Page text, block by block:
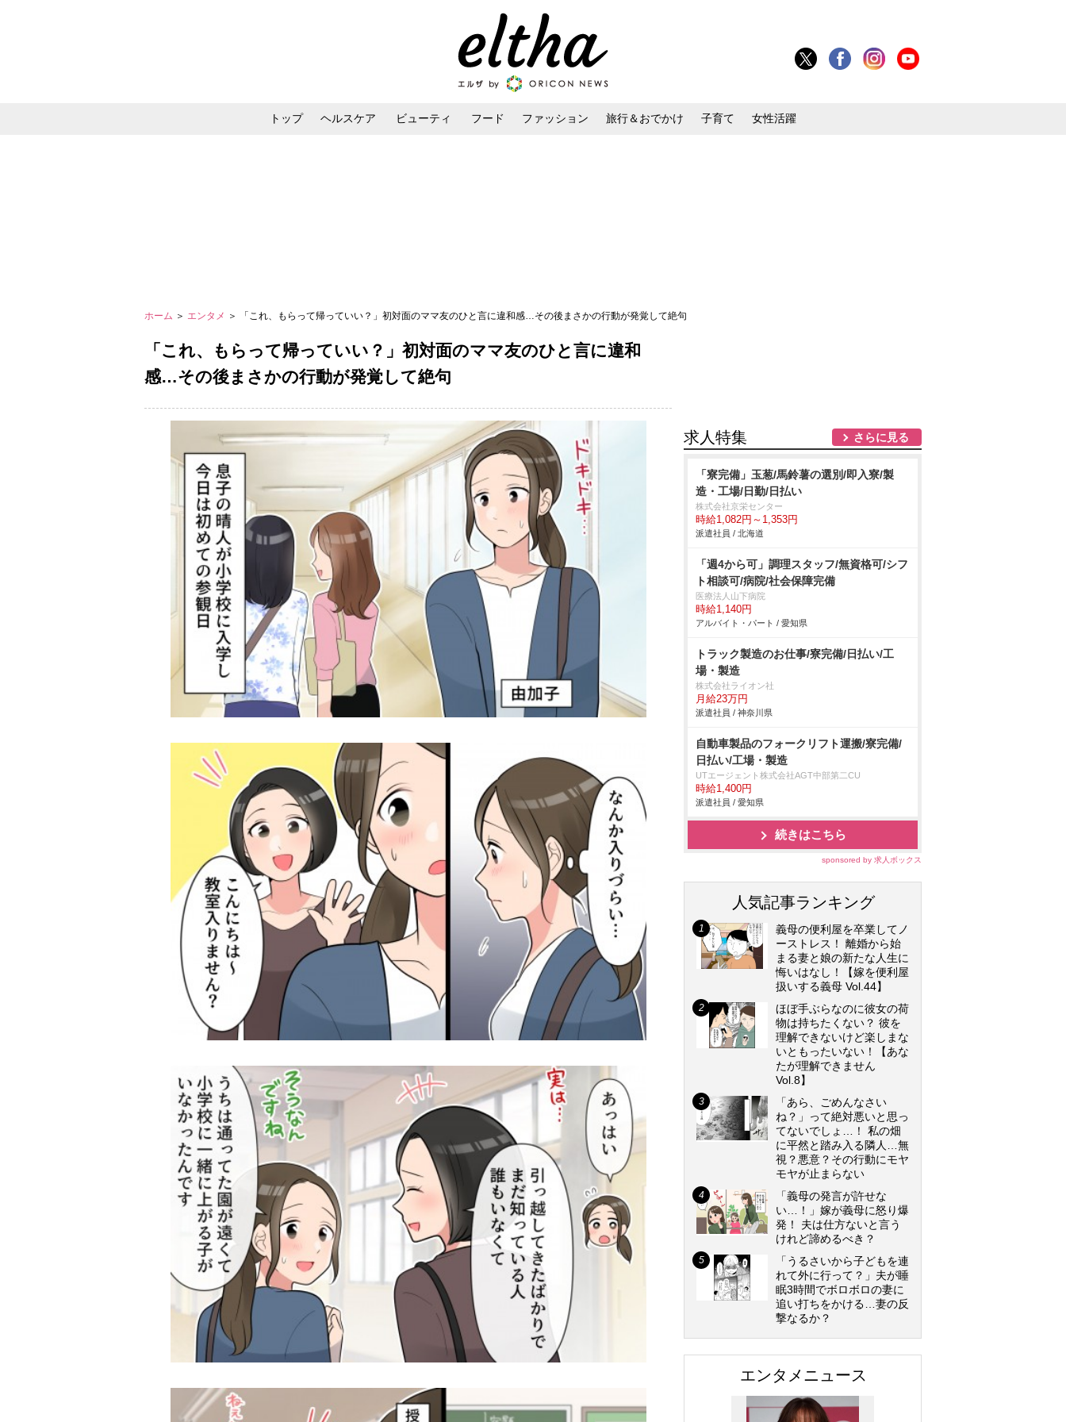
トップ ヘルスケア ビューティ フード ファッション 旅行＆おでかけ 子育て 女性活躍
ホーム ＞ エンタメ ＞ 「これ、もらって帰っていい？」初対面のママ友のひと言に違和感…その後まさかの行動が発覚して絶句
「これ、もらって帰っていい？」初対面のママ友のひと言に違和
感…その後まさかの行動が発覚して絶句
求人特集 さらに見る
「寮完備」玉葱/馬鈴薯の選別/即入寮/製
造・工場/日勤/日払い
株式会社京栄センター
時給1,082円～1,353円
派遣社員 / 北海道
「週4から可」調理スタッフ/無資格可/シフ
ト相談可/病院/社会保障完備
医療法人山下病院
時給1,140円
アルバイト・パート / 愛知県
トラック製造のお仕事/寮完備/日払い/工
場・製造
株式会社ライオン社
月給23万円
派遣社員 / 神奈川県
自動車製品のフォークリフト運搬/寮完備/
日払い/工場・製造
UTエージェント株式会社AGT中部第二CU
時給1,400円
派遣社員 / 愛知県
続きはこちら
sponsored by 求人ボックス
人気記事ランキング
義母の便利屋を卒業してノ
ーストレス！ 離婚から始
まる妻と娘の新たな人生に
悔いはなし！【嫁を便利屋
扱いする義母 Vol.44】
ほぼ手ぶらなのに彼女の荷
物は持ちたくない？ 彼を
理解できないけど楽しまな
いともったいない！【あな
たが理解できません
Vol.8】
「あら、ごめんなさい
ね？」って絶対悪いと思っ
てないでしょ…！ 私の畑
に平然と踏み入る隣人…無
視？悪意？その行動にモヤ
モヤが止まらない
「義母の発言が許せな
い…！」嫁が義母に怒り爆
発！ 夫は仕方ないと言う
けれど諦めるべき？
「うるさいから子どもを連
れて外に行って？」夫が睡
眠3時間でボロボロの妻に
追い打ちをかける…妻の反
撃なるか？
エンタメニュース